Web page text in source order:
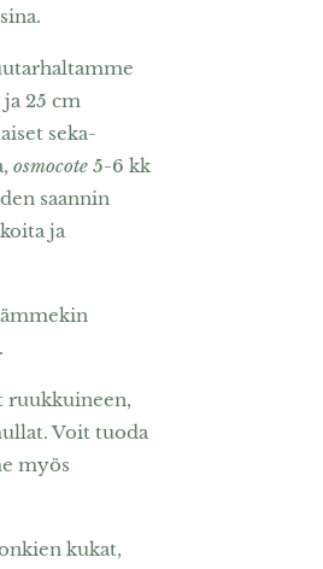
25 cm
seka-
osmocote 5-6 kk
saannin
ja
ruukkuineen,
Voit tuoda
myös
kukat,